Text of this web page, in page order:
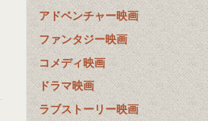
アドベンチャー映画
ファンタジー映画
コメディ映画
ドラマ映画
ラブストーリー映画